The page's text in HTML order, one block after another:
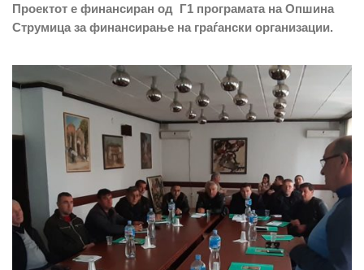
Проектот е финансиран од Г1 програмата на Опшина
Струмица за финансирање на граѓански организации.